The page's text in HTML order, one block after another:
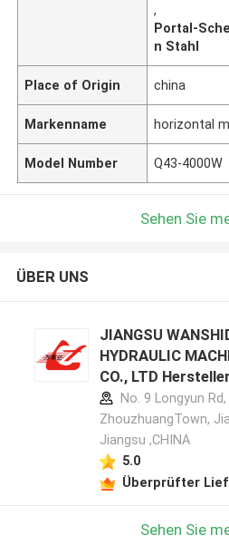
,
Portal-
n Stahl
Place of Origin china
Markenname horizontal
Model Number Q43-4000W
Sehen Sie
ÜBER UNS
JIANGSU
HYDRAULIC
CO., LTD
No. 9 Longyun Rd,
ZhouzhuangTown,
Jiangsu ,CHINA
5.0
Überprüfter
Sehen Sie